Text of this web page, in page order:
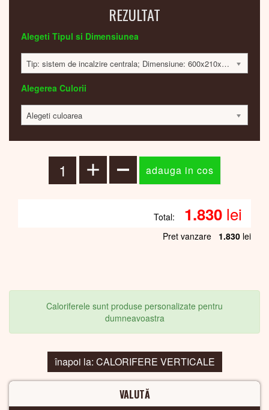
REZULTAT
Alegeti Tipul si Dimensiunea
Tip: sistem de incalzire centrala; Dimensiune: 600x210x32; 127 Watt; 1826 lei
Alegerea Culorii
Alegeti culoarea
Total: 1.830 lei
Pret vanzare 1.830 lei
Caloriferele sunt produse personalizate pentru
dumneavoastra
înapoi la: CALORIFERE VERTICALE
VALUTĂ